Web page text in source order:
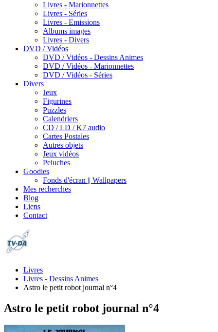
Livres - Marionnettes
Livres - Séries
Livres - Emissions
Albums images
Livres - Divers
DVD / Vidéos
DVD / Vidéos - Dessins Animes
DVD / Vidéos - Marionnettes
DVD / Vidéos - Séries
Divers
Jeux
Figurines
Puzzles
Calendriers
CD / LD / K7 audio
Cartes Postales
Autres objets
Jeux vidéos
Peluches
Goodies
Fonds d'écran || Wallpapers
Mes recherches
Blog
Liens
Contact
Livres
Livres - Dessins Animes
Astro le petit robot journal n°4
Astro le petit robot journal n°4